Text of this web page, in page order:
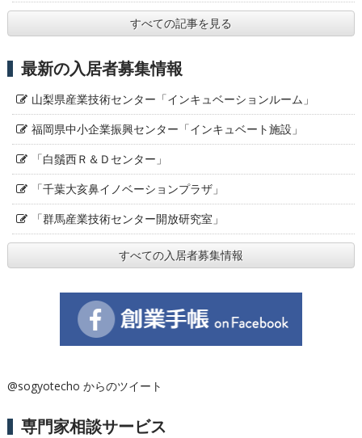
すべての記事を見る
最新の入居者募集情報
山梨県産業技術センター「インキュベーションルーム」
福岡県中小企業振興センター「インキュベート施設」
「白鬚西Ｒ＆Ｄセンター」
「千葉大亥鼻イノベーションプラザ」
「群馬産業技術センター開放研究室」
すべての入居者募集情報
@sogyotecho からのツイート
専門家相談サービス